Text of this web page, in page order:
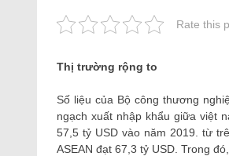
Rate this
Thị trường rộng to
Số liệu của Bộ công thương
ngạch xuất nhập khẩu giữa việt
57,5 tỷ USD vào năm 2019. từ
ASEAN đạt 67,3 tỷ USD. Trong